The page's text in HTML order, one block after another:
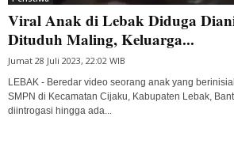
Viral Anak di Lebak Diduga
Dituduh Maling, Keluarga...
Jumat 28 Juli 2023, 22:02 WIB
LEBAK - Beredar video seorang anak yang
SMPN di Kecamatan Cijaku, Kabupaten Lebak,
diintrogasi hingga ada...